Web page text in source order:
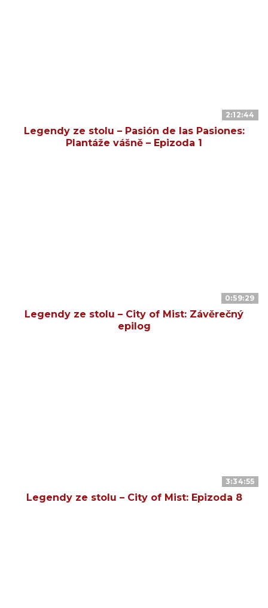
2:12:44
Legendy ze stolu – Pasión de las Pasiones:
Plantáže vášně – Epizoda 1
0:59:29
Legendy ze stolu – City of Mist: Závěrečný
epilog
3:34:55
Legendy ze stolu – City of Mist: Epizoda 8